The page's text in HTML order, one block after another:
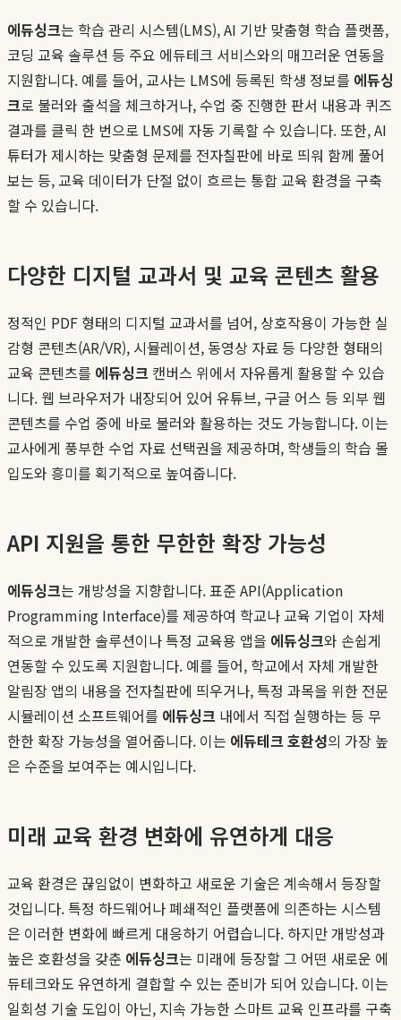
에듀싱크는 학습 관리 시스템(LMS), AI 기반 맞춤형 학습 플랫폼,
코딩 교육 솔루션 등 주요 에듀테크 서비스와의 매끄러운 연동을
지원합니다. 예를 들어, 교사는 LMS에 등록된 학생 정보를 에듀싱
크로 불러와 출석을 체크하거나, 수업 중 진행한 판서 내용과 퀴즈
결과를 클릭 한 번으로 LMS에 자동 기록할 수 있습니다. 또한, AI
튜터가 제시하는 맞춤형 문제를 전자칠판에 바로 띄워 함께 풀어
보는 등, 교육 데이터가 단절 없이 흐르는 통합 교육 환경을 구축
할 수 있습니다.
다양한 디지털 교과서 및 교육 콘텐츠 활용
정적인 PDF 형태의 디지털 교과서를 넘어, 상호작용이 가능한 실
감형 콘텐츠(AR/VR), 시뮬레이션, 동영상 자료 등 다양한 형태의
교육 콘텐츠를 에듀싱크 캔버스 위에서 자유롭게 활용할 수 있습
니다. 웹 브라우저가 내장되어 있어 유튜브, 구글 어스 등 외부 웹
콘텐츠를 수업 중에 바로 불러와 활용하는 것도 가능합니다. 이는
교사에게 풍부한 수업 자료 선택권을 제공하며, 학생들의 학습 몰
입도와 흥미를 획기적으로 높여줍니다.
API 지원을 통한 무한한 확장 가능성
에듀싱크는 개방성을 지향합니다. 표준 API(Application
Programming Interface)를 제공하여 학교나 교육 기업이 자체
적으로 개발한 솔루션이나 특정 교육용 앱을 에듀싱크와 손쉽게
연동할 수 있도록 지원합니다. 예를 들어, 학교에서 자체 개발한
알림장 앱의 내용을 전자칠판에 띄우거나, 특정 과목을 위한 전문
시뮬레이션 소프트웨어를 에듀싱크 내에서 직접 실행하는 등 무
한한 확장 가능성을 열어줍니다. 이는 에듀테크 호환성의 가장 높
은 수준을 보여주는 예시입니다.
미래 교육 환경 변화에 유연하게 대응
교육 환경은 끊임없이 변화하고 새로운 기술은 계속해서 등장할
것입니다. 특정 하드웨어나 폐쇄적인 플랫폼에 의존하는 시스템
은 이러한 변화에 빠르게 대응하기 어렵습니다. 하지만 개방성과
높은 호환성을 갖춘 에듀싱크는 미래에 등장할 그 어떤 새로운 에
듀테크와도 유연하게 결합할 수 있는 준비가 되어 있습니다. 이는
일회성 기술 도입이 아닌, 지속 가능한 스마트 교육 인프라를 구축